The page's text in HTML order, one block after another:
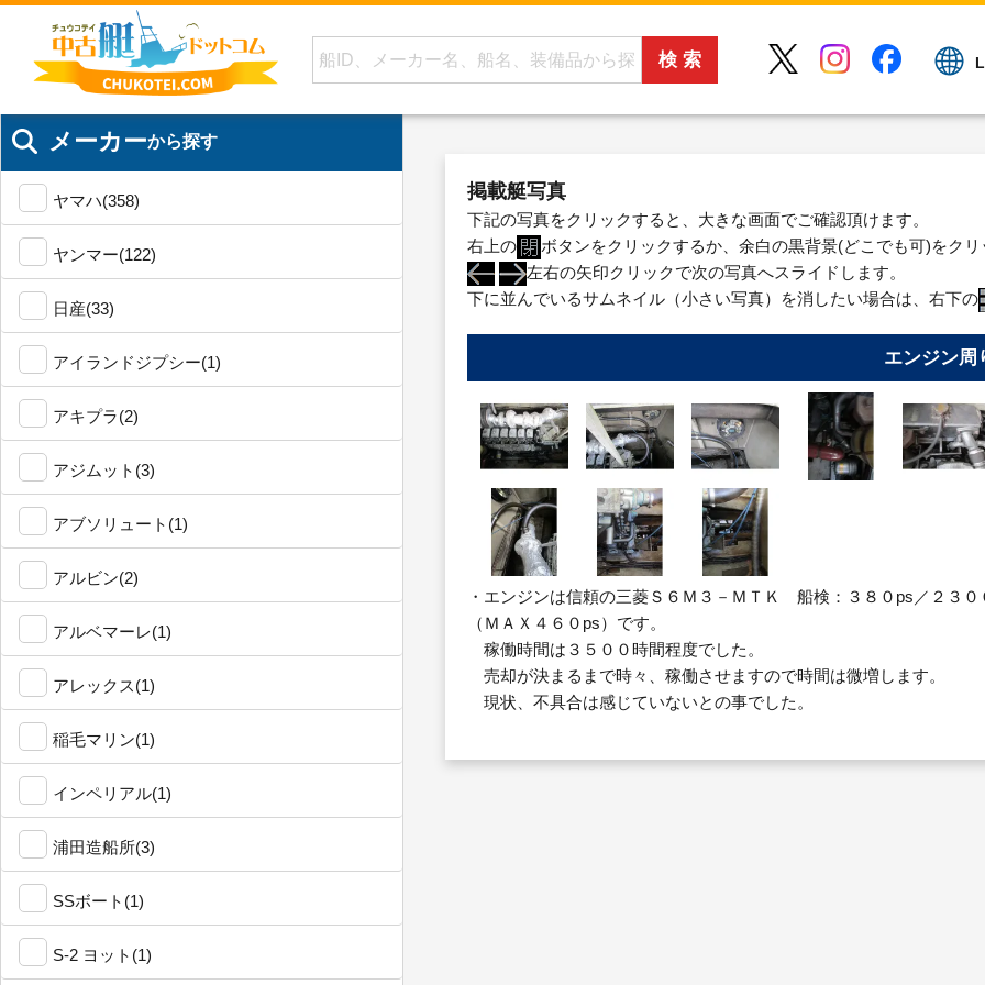
メーカーから探す
ヤマハ(358)
ヤンマー(122)
日産(33)
アイランドジプシー(1)
アキプラ(2)
アジムット(3)
アブソリュート(1)
アルビン(2)
アルベマーレ(1)
アレックス(1)
稲毛マリン(1)
インペリアル(1)
浦田造船所(3)
SSボート(1)
S-2 ヨット(1)
掲載艇写真
下記の写真をクリックすると、大きな画面でご確認頂けます。
右上の
ボタンをクリックするか、余白の黒背景(どこでも可)をク
左右の矢印クリックで次の写真へスライドします。
下に並んでいるサムネイル（小さい写真）を消したい場合は、右下の
エンジン周
・エンジンは信頼の三菱Ｓ６Ｍ３－ＭＴＫ 船検：３８０ps／２３０
（ＭＡＸ４６０ps）です。
稼働時間は３５００時間程度でした。
売却が決まるまで時々、稼働させますので時間は微増します。
現状、不具合は感じていないとの事でした。